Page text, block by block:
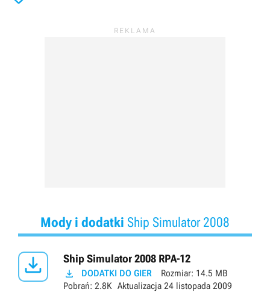
Mody i dodatki Ship Simulator 2008
 Ship Simulator 2008 RPA-12
 DODATKI DO GIER Rozmiar: 14.5 MB
Pobrań: 2.8K Aktualizacja 24 listopada 2009